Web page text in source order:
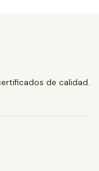
de calidad.